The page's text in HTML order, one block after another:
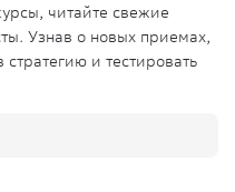
читайте свежие
Узнав о новых приемах,
и тестировать